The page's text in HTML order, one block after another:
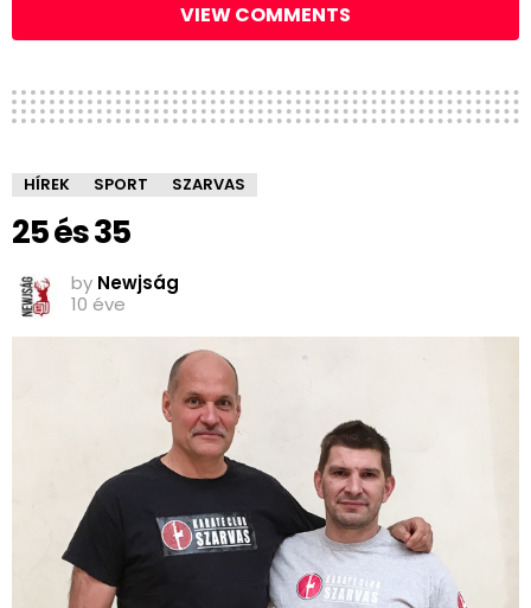
VIEW COMMENTS
HÍREK SPORT SZARVAS
25 és 35
by Newjság
10 éve